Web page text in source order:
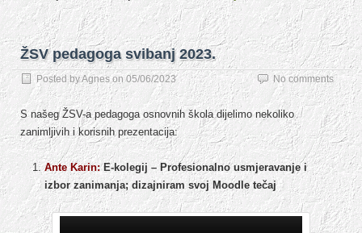
ŽSV pedagoga svibanj 2023.
Posted byAgneson05/06/2023 No comments
S našeg ŽSV-a pedagoga osnovnih škola dijelimo nekoliko
zanimljivih i korisnih prezentacija:
Ante Karin:E-kolegij – Profesionalno usmjeravanje i
izbor zanimanja; dizajniram svoj Moodle tečaj